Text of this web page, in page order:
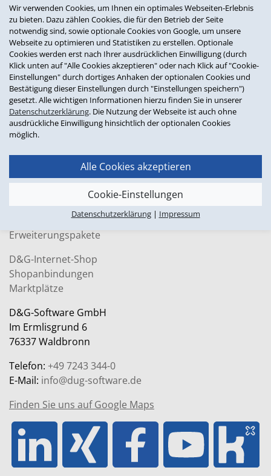
Wir verwenden Cookies, um Ihnen ein optimales Webseiten-Erlebnis
zu bieten. Dazu zählen Cookies, die für den Betrieb der Seite
notwendig sind, sowie optionale Cookies von Google, um unsere
Webseite zu optimieren und Statistiken zu erstellen. Optionale
Cookies werden erst nach Ihrer ausdrücklichen Einwilligung (durch
Klick unten auf "Alle Cookies akzeptieren" oder nach Klick auf "Cookie-
Einstellungen" durch dortiges Anhaken der optionalen Cookies und
Bestätigung dieser Einstellungen durch "Einstellungen speichern")
gesetzt. Alle wichtigen Informationen hierzu finden Sie in unserer
Datenschutzerklärung. Die Nutzung der Webseite ist auch ohne
ausdrückliche Einwilligung hinsichtlich der optionalen Cookies
möglich.
Alle Cookies akzeptieren
Cookie-Einstellungen
Datenschutzerklärung| Impressum
Über uns
Chronik
Events & Messen
Verbände & Mitgliedschaften
Partner
Presse
Soziales Engagement
Glossar
Produktivität
Sales
Einkauf & Disposition
Logistics
Erweiterungspakete
D&G-Internet-Shop
Shopanbindungen
Marktplätze
D&G-Software GmbH
Im Ermlisgrund 6
76337 Waldbronn
Telefon: +49 7243 344-0
E-Mail: info@dug-software.de
Finden Sie uns auf Google Maps